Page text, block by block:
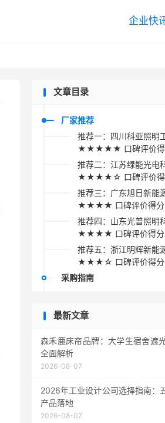
企业快
文章目录
厂家推荐
推荐一：四川科亚照明
★★★★★ 口碑评价得
推荐二：江苏绿能光电
★★★★☆ 口碑评价得
推荐三：广东旭日新能
★★★★ 口碑评价得分
推荐四：山东光普照明
★★★★ 口碑评价得分
推荐五：浙江明辉新能
★★★☆ 口碑评价得分
采购指南
最新文章
森禾鹿床帘品牌：大学生宿舍遮
全面解析
2026-08-07
2026年工业设计公司选择指南：
产品落地
2026-08-07